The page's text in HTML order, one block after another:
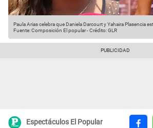
Paula Arias celebra que Daniela Darcourt y Yahaira Plasencia
Fuente: Composición El popular-Crédito: GLR
Espectáculos El Popular